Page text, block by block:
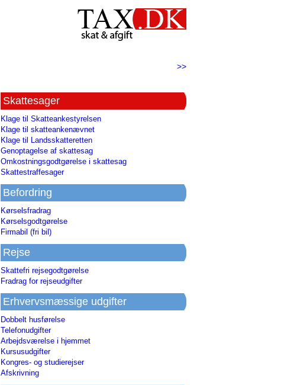
>>
Skattesager
Klage til Skatteankestyrelsen
Klage til skatteankenævnet
Klage til Landsskatteretten
Genoptagelse af skattesag
Omkostningsgodtgørelse i skattesag
Skattestraffesager
Befordring
Kørselsfradrag
Kørselsgodtgørelse
Firmabil (fri bil)
Rejse
Skattefri rejsegodtgørelse
Fradrag for rejseudgifter
Erhvervsmæssige udgifter
Dobbelt husførelse
Telefonudgifter
Arbejdsværelse i hjemmet
Kursusudgifter
Kongres- og studierejser
Afskrivning